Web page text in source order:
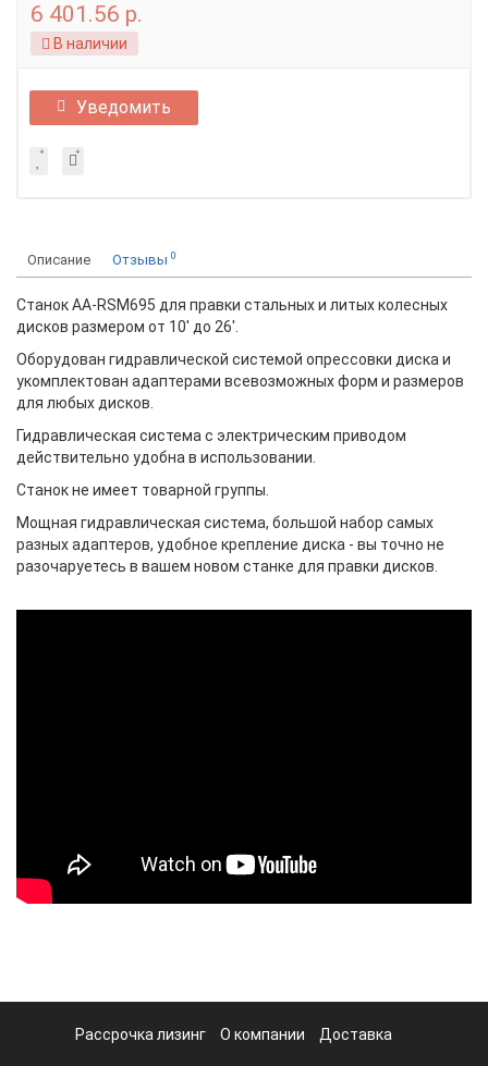
6 401.56 р.
В наличии
Уведомить
Описание Отзывы 0
Станок AA-RSM695 для правки стальных и литых колесных
дисков размером от 10' до 26'.
Оборудован гидравлической системой опрессовки диска и
укомплектован адаптерами всевозможных форм и размеров
для любых дисков.
Гидравлическая система с электрическим приводом
действительно удобна в использовании.
Станок не имеет товарной группы.
Мощная гидравлическая система, большой набор самых
разных адаптеров, удобное крепление диска - вы точно не
разочаруетесь в вашем новом станке для правки дисков.
Рассрочка лизинг О компании Доставка